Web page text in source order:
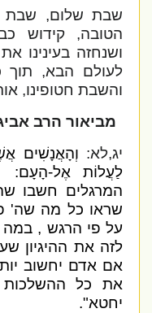
שבת שלום, שבת
הטובה, קידוש
ושנחזה בעינינו את
לעולם הבא, תוך
והשבת חטופינו, אורן.
מביאור הרב
יג,לא:וְהָאֲנָשִׁים
לַעֲלוֹת אֶל-הָעָם:
המרגלים חשבו
שראו כל מה שה'
על פי הרגש , במה
לזה את ההיגיון
אם אדם יחשוב יותר
את כל ההשלכות
יחטא".